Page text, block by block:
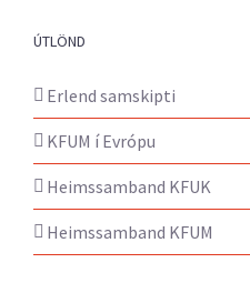
ÚTLÖND
Erlend samskipti
KFUM í Evrópu
Heimssamband KFUK
Heimssamband KFUM